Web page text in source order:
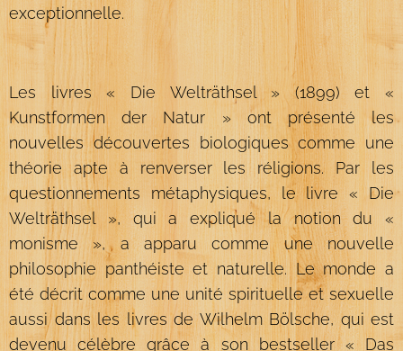
exceptionnelle.
Les livres « Die Welträthsel » (1899) et «
Kunstformen der Natur » ont présenté les
nouvelles découvertes biologiques comme une
théorie apte à renverser les réligions. Par les
questionnements métaphysiques, le livre « Die
Welträthsel », qui a expliqué la notion du «
monisme », a apparu comme une nouvelle
philosophie panthéiste et naturelle. Le monde a
été décrit comme une unité spirituelle et sexuelle
aussi dans les livres de Wilhelm Bölsche, qui est
devenu célèbre grâce à son bestseller « Das